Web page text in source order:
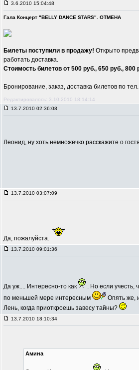
3.6.2010 15:04:48
Гала Концерт "BELLY DANCE STARS". ОТМЕНА
Билеты поступили в продажу! Открыто
работать доставка.
Стоимость билетов от 500 руб., 650 руб., 800
Бронирование, заказ, доставка билетов по
Редактировалось: 3.10.2010 18:14:14
13.7.2010 02:36:08
Леонид, ну хоть немножечко расскажите о
13.7.2010 03:07:09
Да, пожалуйста.
13.7.2010 09:01:36
Да уж.... Интересно-то как
. Но если учесть,
по меньшей мере интересным
Опять же,
Лень, когда приоткроешь завесу тайны?
13.7.2010 18:10:34
Амина